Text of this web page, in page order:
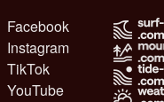
Facebook
Instagram
TikTok
YouTube